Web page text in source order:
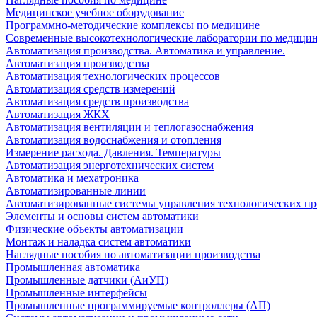
Медицинское учебное оборудование
Программно-методические комплексы по медицине
Современные высокотехнологические лаборатории по
Автоматизация производства. Автоматика и управление.
Автоматизация производства
Автоматизация технологических процессов
Автоматизация средств измерений
Автоматизация средств производства
Автоматизация ЖКХ
Автоматизация вентиляции и теплогазоснабжения
Автоматизация водоснабжения и отопления
Измерение расхода. Давления. Температуры
Автоматизация энерготехнических систем
Автоматика и мехатроника
Автоматизированные линии
Автоматизированные системы управления технологических
Элементы и основы систем автоматики
Физические объекты автоматизации
Монтаж и наладка систем автоматики
Наглядные пособия по автоматизации производства
Промышленная автоматика
Промышленные датчики (АиУП)
Промышленные интерфейсы
Промышленные программируемые контроллеры (АП)